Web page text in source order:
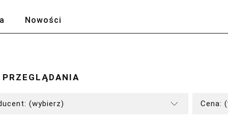
Nowości
(wybierz) Cena: